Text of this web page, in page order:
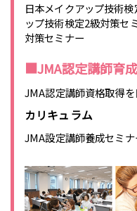
日本メイクアップ技術
ップ技術検定2級対策セ
対策セミナー
■JMA認定講師育
JMA認定講師資格取得を
カリキュラム
JMA設定講師養成セミナ